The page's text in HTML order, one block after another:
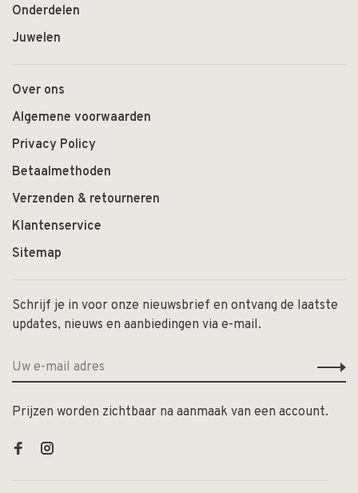
Onderdelen
Juwelen
Over ons
Algemene voorwaarden
Privacy Policy
Betaalmethoden
Verzenden & retourneren
Klantenservice
Sitemap
Schrijf je in voor onze nieuwsbrief en ontvang de laatste
updates, nieuws en aanbiedingen via e-mail.
Prijzen worden zichtbaar na aanmaak van een account.